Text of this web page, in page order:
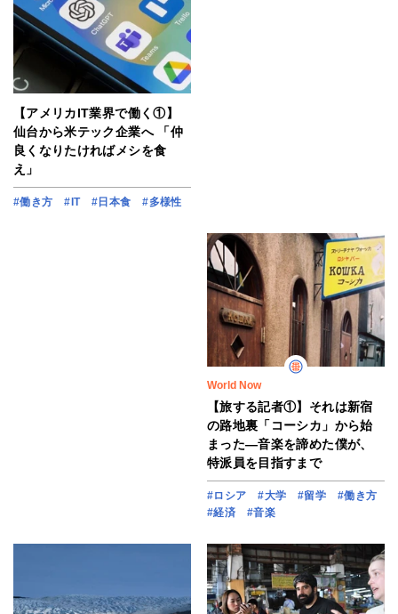
【アメリカIT業界で働く①】
仙台から米テック企業へ 「仲
良くなりたければメシを食
え」
#働き方 #IT #日本食 #多様性
World Now
【旅する記者①】それは新宿
の路地裏「コーシカ」から始
まった―音楽を諦めた僕が、
特派員を目指すまで
#ロシア #大学 #留学
#働き方
#経済
#音楽